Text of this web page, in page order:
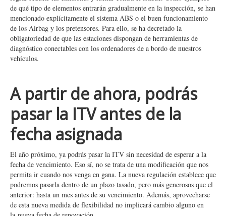
de qué tipo de elementos entrarán gradualmente en la inspección, se han
mencionado explícitamente el sistema ABS o el buen funcionamiento
de los Airbag y los pretensores. Para ello, se ha decretado la
obligatoriedad de que las estaciones dispongan de herramientas de
diagnóstico conectables con los ordenadores de a bordo de nuestros
vehículos.
A partir de ahora, podrás
pasar la ITV antes de la
fecha asignada
El año próximo, ya podrás pasar la ITV sin necesidad de esperar a la
fecha de vencimiento. Eso sí, no se trata de una modificación que nos
permita ir cuando nos venga en gana. La nueva regulación establece que
podremos pasarla dentro de un plazo tasado, pero más generosos que el
anterior: hasta un mes antes de su vencimiento. Además, aprovecharse
de esta nueva medida de flexibilidad no implicará cambio alguno en